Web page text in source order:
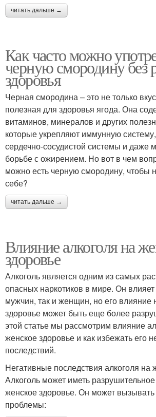
читать дальше →
Как часто можно
черную смородину без
здоровья
Черная смородина – это не только
полезная для здоровья ягода. Она
витаминов, минералов и других
которые укрепляют иммунную
сердечно-сосудистой системы и даже
борьбе с ожирением. Но вот в чем
можно есть черную смородину, чтобы
себе?
читать дальше →
Влияние алкоголя на
здоровье
Алкоголь является одним из самых
опасных наркотиков в мире. Он влияет
мужчин, так и женщин, но его влияние
здоровье может быть еще более
этой статье мы рассмотрим влияние
женское здоровье и как избежать его
последствий.
Негативные последствия алкоголя на
Алкоголь может иметь
женское здоровье. Он может
проблемы: